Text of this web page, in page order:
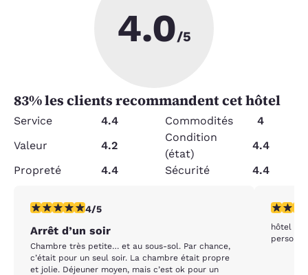
4.0/5
83% les clients recommandent cet hôtel
Service 4.4 Commodités
4
Valeur
4.2
Condition
(état)
4.4
Propreté
4.4 Sécurité 4.4
4 étoiles. Très bon. 1 commentaire
4/5
Arrêt d’un soir
Chambre très petite… et au sous-sol. Par chance,
c’était pour un seul soir. La chambre était propre
et jolie. Déjeuner moyen, mais c’est ok pour un
4
hôtel